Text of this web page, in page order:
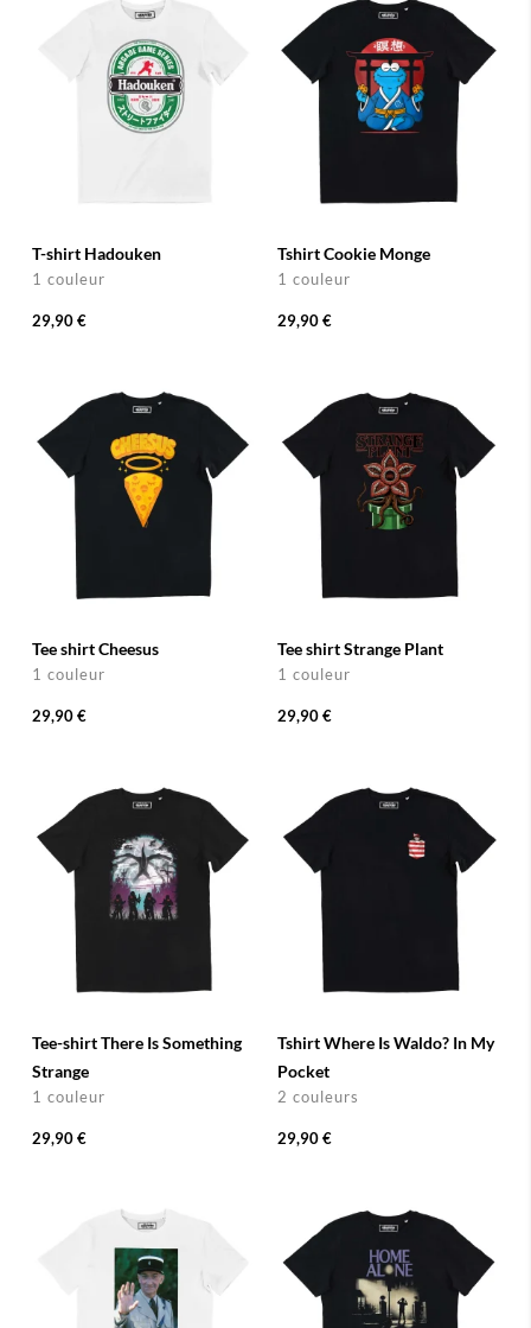
T-shirt Hadouken
1 couleur
29,90 €
Tshirt Cookie Monge
1 couleur
29,90 €
Tee shirt Cheesus
1 couleur
29,90 €
Tee shirt Strange Plant
1 couleur
29,90 €
Tee-shirt There Is Something
Strange
1 couleur
29,90 €
Tshirt Where Is Waldo? In My
Pocket
2 couleurs
29,90 €